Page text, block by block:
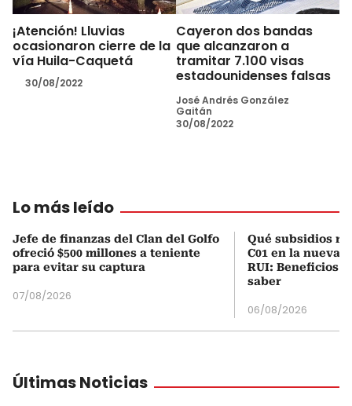
¡Atención! Lluvias
ocasionaron cierre de la
vía Huila-Caquetá
30/08/2022
Cayeron dos bandas
que alcanzaron a
tramitar 7.100 visas
estadounidenses falsas
José Andrés González
Gaitán
30/08/2022
Lo más leído
Jefe de finanzas del Clan del Golfo
ofreció $500 millones a teniente
para evitar su captura
07/08/2026
Qué subsidios
C01 en la nueva
RUI: Beneficios
saber
06/08/2026
Últimas Noticias